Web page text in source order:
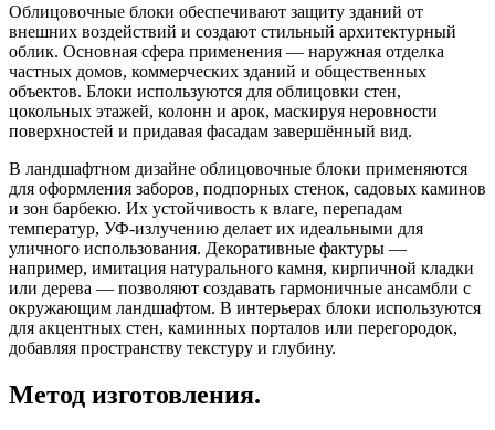
Облицовочные блоки обеспечивают защиту зданий от
внешних воздействий и создают стильный архитектурный
облик. Основная сфера применения — наружная отделка
частных домов, коммерческих зданий и общественных
объектов. Блоки используются для облицовки стен,
цокольных этажей, колонн и арок, маскируя неровности
поверхностей и придавая фасадам завершённый вид.
В ландшафтном дизайне облицовочные блоки применяются
для оформления заборов, подпорных стенок, садовых каминов
и зон барбекю. Их устойчивость к влаге, перепадам
температур, УФ-излучению делает их идеальными для
уличного использования. Декоративные фактуры —
например, имитация натурального камня, кирпичной кладки
или дерева — позволяют создавать гармоничные ансамбли с
окружающим ландшафтом. В интерьерах блоки используются
для акцентных стен, каминных порталов или перегородок,
добавляя пространству текстуру и глубину.
Метод изготовления.